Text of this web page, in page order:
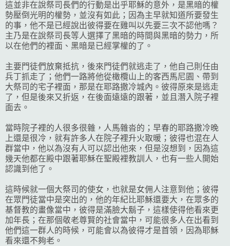
這並非在說祭司長們的行動是出乎耶穌的意外，是黑暗的權
勢壓倒光明的權勢，並沒有如此；因為主早就知道所要發生
的事，他不是已經說出彼得要在雞叫以先要三次不認他嗎？
主乃是在說祭司長等人選擇了黑暗的時間與黑暗的勢力，所
以在他們的裡面、黑暗是已經掌權的了。
主要門徒們放棄抵抗，後來門徒們就逃走了，他自己則任由
兵丁抓走了；他們一路將他從橄欖山上的客西馬尼園、帶到
大祭司的宅子裡面，那是在耶路撒冷城內。彼得原來是逃走
了，但是後來又折返，在後面遠遠的跟著，並且潛入院子裡
面去。
當時院子裡的人很多很雜，人馬雜沓的；早春的耶路撒冷晚
上還是很冷，就有許多人在院子裡升火取暖；彼得也混在人
群當中，他以為沒有人可以認出他來，但是沒想到，因為這
幾天他都在殿中跟著耶穌在聖殿裡教訓人，也有一些人開始
認識到他了。
這時候就一個大祭司的使女，也就是女佣人注意到他；彼得
在眾門徒當中是突出的，他的年紀比耶穌還要大，在眾多的
基督教的畫像當中，彼得是滿臉大鬍子，這樣使得他看來更
加年長；在那個敬老尊賢的社會當中，可能很多人在出看到
他們這一群人的時候，可能會以為彼得才是首領，因為耶穌
看來還不夠老。